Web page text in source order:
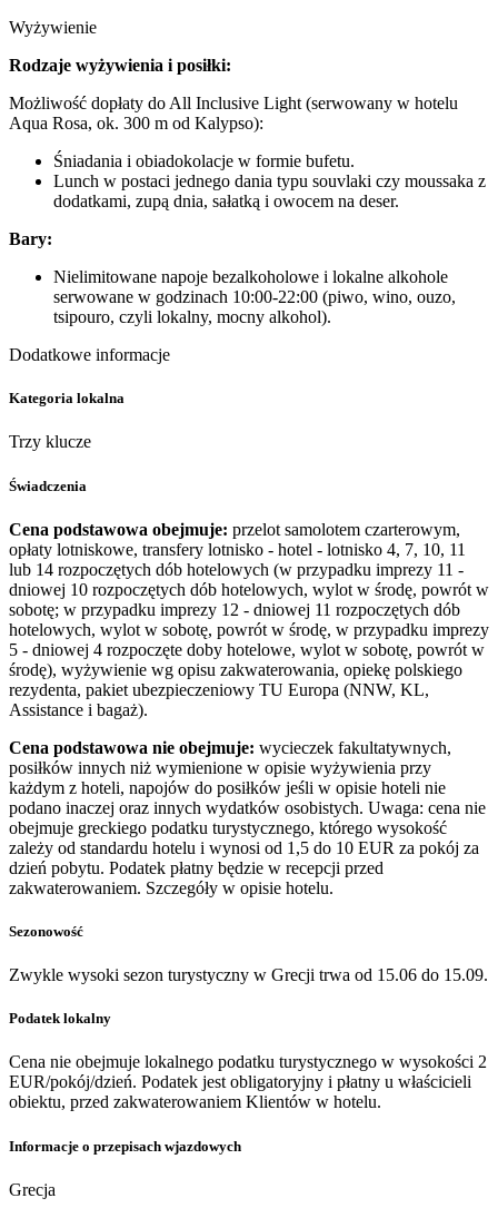
Wyżywienie
Rodzaje wyżywienia i posiłki:
Możliwość dopłaty do All Inclusive Light (serwowany w hotelu
Aqua Rosa, ok. 300 m od Kalypso):
Śniadania i obiadokolacje w formie bufetu.
Lunch w postaci jednego dania typu souvlaki czy moussaka z
dodatkami, zupą dnia, sałatką i owocem na deser.
Bary:
Nielimitowane napoje bezalkoholowe i lokalne alkohole
serwowane w godzinach 10:00-22:00 (piwo, wino, ouzo,
tsipouro, czyli lokalny, mocny alkohol).
Dodatkowe informacje
Kategoria lokalna
Trzy klucze
Świadczenia
Cena podstawowa obejmuje: przelot samolotem czarterowym,
opłaty lotniskowe, transfery lotnisko - hotel - lotnisko 4, 7, 10, 11
lub 14 rozpoczętych dób hotelowych (w przypadku imprezy 11 -
dniowej 10 rozpoczętych dób hotelowych, wylot w środę, powrót w
sobotę; w przypadku imprezy 12 - dniowej 11 rozpoczętych dób
hotelowych, wylot w sobotę, powrót w środę, w przypadku imprezy
5 - dniowej 4 rozpoczęte doby hotelowe, wylot w sobotę, powrót w
środę), wyżywienie wg opisu zakwaterowania, opiekę polskiego
rezydenta, pakiet ubezpieczeniowy TU Europa (NNW, KL,
Assistance i bagaż).
Cena podstawowa nie obejmuje: wycieczek fakultatywnych,
posiłków innych niż wymienione w opisie wyżywienia przy
każdym z hoteli, napojów do posiłków jeśli w opisie hoteli nie
podano inaczej oraz innych wydatków osobistych. Uwaga: cena nie
obejmuje greckiego podatku turystycznego, którego wysokość
zależy od standardu hotelu i wynosi od 1,5 do 10 EUR za pokój za
dzień pobytu. Podatek płatny będzie w recepcji przed
zakwaterowaniem. Szczegóły w opisie hotelu.
Sezonowość
Zwykle wysoki sezon turystyczny w Grecji trwa od 15.06 do 15.09.
Podatek lokalny
Cena nie obejmuje lokalnego podatku turystycznego w wysokości 2
EUR/pokój/dzień. Podatek jest obligatoryjny i płatny u właścicieli
obiektu, przed zakwaterowaniem Klientów w hotelu.
Informacje o przepisach wjazdowych
Grecja